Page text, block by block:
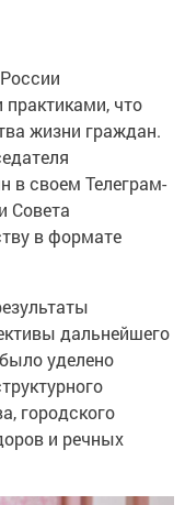
что
жизни граждан.
в своем Телеграм-
Совета
в формате
дальнейшего
уделено
городского
и речных